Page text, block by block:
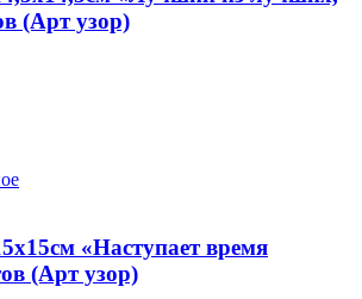
(Арт узор)
«Наступает время
(Арт узор)